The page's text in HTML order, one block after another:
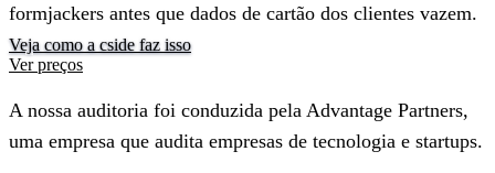
formjackers antes que dados de cartão dos clientes vazem.
Veja como a cside faz isso
Ver preços
A nossa auditoria foi conduzida pela Advantage Partners,
uma empresa que audita empresas de tecnologia e startups.